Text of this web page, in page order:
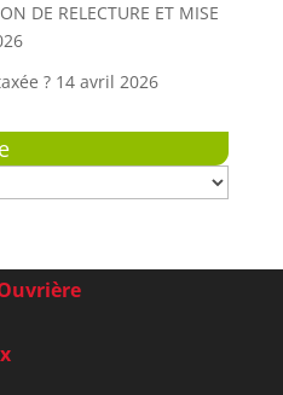
DE RELECTURE ET MISE
? 14 avril 2026